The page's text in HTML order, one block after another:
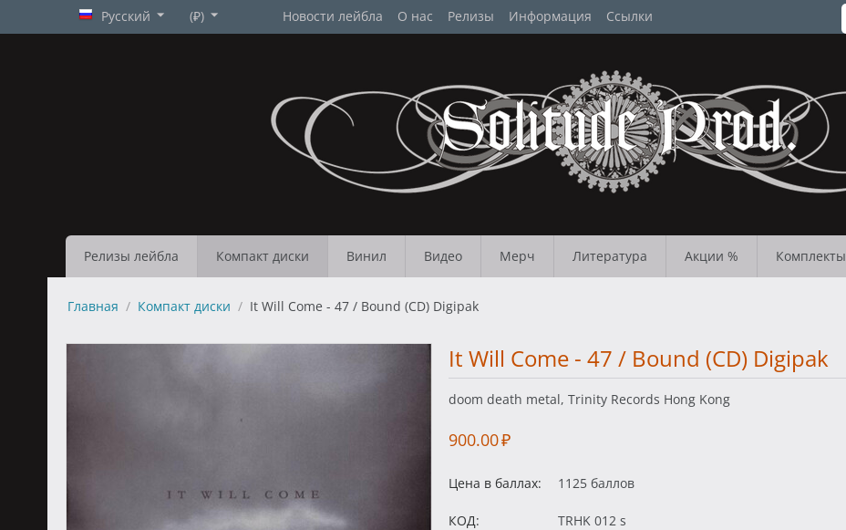
Русский (₽) Новости лейбла О нас Релизы Информация Ссылки
Релизы лейбла Компакт диски Винил Видео Мерч Литература Акции % Комплекты
Главная / Компакт диски / It Will Come - 47 / Bound (CD) Digipak
It Will Come - 47 / Bound (CD) Digipak
doom death metal, Trinity Records Hong Kong
900.00₽
Цена в баллах: 1125 баллов
КОД:
TRHK 012 s